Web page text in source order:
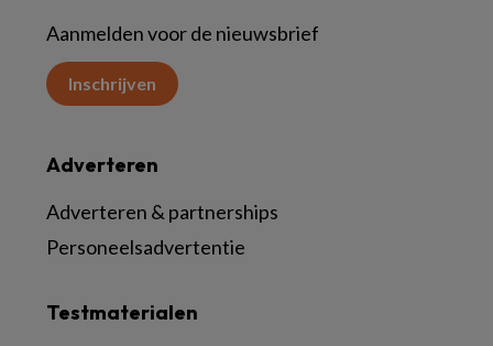
Aanmelden voor de nieuwsbrief
Inschrijven
Testmaterialen
Adverteren
Adverteren & partnerships
Personeelsadvertentie